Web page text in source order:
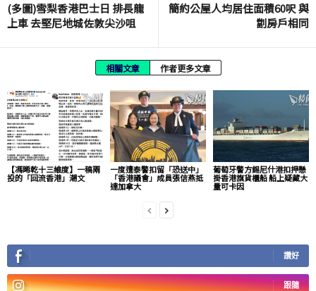
(多圖)雪梨香港巴士日 排長龍
上車 去堅尼地城佐敦尖沙咀
簡約公屋人均居住面積60呎 與
劏房戶相同
相關文章 作者更多文章
【馮睎乾十三維度】一稿兩
投的「回流香港」潮文
一度遭泰警扣留「恐送中」
「香港議會」成員張信燕抵
達加拿大
葡萄牙警方錫尼什港扣押懸
掛香港旗貨櫃船 船上疑藏大
量可卡因
讚好
跟隨